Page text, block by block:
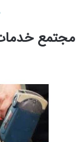
مجتمع